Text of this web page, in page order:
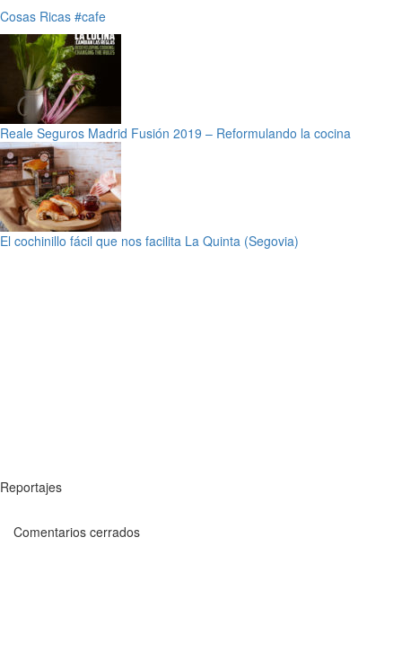
Cosas Ricas #cafe
Reale Seguros Madrid Fusión 2019 – Reformulando la cocina
El cochinillo fácil que nos facilita La Quinta (Segovia)
Reportajes
Comentarios cerrados